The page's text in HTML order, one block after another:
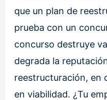
que un plan de
prueba con un
concurso destruye
degrada la
reestructuración, en
en viabilidad. ¿Tu